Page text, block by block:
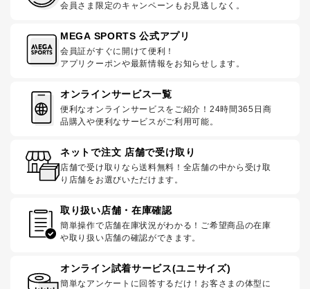
会員さま限定のキャンペーンもお見逃しなく。
MEGA SPORTS 公式アプリ
会員証がすぐに開けて便利！
アプリクーポンや最新情報をお知らせします。
オンラインサービス一覧
便利なオンラインサービスをご紹介！24時間365日商
品購入や便利なサービスがご利用可能。
ネットで注文 店舗で受け取り
店舗で受け取りなら送料無料！全店舗の中から受け取
り店舗をお選びいただけます。
取り扱い店舗・在庫確認
簡単操作で店舗在庫状況がわかる！ご希望商品の在庫
や取り扱い店舗の確認ができます。
オンライン試着サービス(ユニサイズ)
簡単なアンケートに回答するだけ！お客さまの体型に